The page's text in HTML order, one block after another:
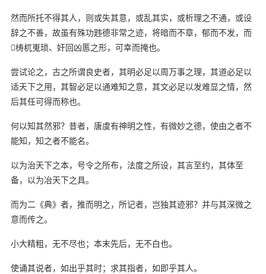
然而所托不得其人，则或失其意，或乱其实，或析理之不通，或设
辞之不善，故虽有殊功韪德非常之迹，将暗而不章，郁而不发，而
梼杌嵬琐、奸回凶慝之形，可幸而掩也。
尝试论之，古之所谓良史者，其明必足以周万事之理，其道必足以
适天下之用，其智必足以通难知之意，其文必足以发难显之情，然
后其任可得而称也。
何以知其然邪？昔者，唐虞有神明之性，有微妙之德，使由之者不
能知，知之者不能名。
以为治天下之本，号令之所布，法度之所设，其言至约，其体至
备，以为冶天下之具。
而为二《典》者，推而明之，所记者，岂独其迹邪？并与其深微之
意而传之。
小大精粗，无不尽也；本末先后，无不白也。
使诵其说者，如出乎其时；求其指者，如即乎其人。